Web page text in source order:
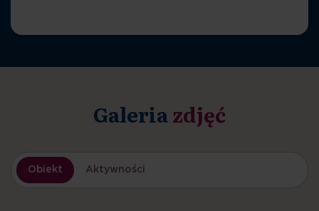
Galeriazdjęć
Obiekt Aktywności